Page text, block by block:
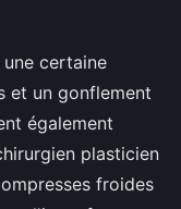
certaine
et un gonflement
également
plasticien
froides